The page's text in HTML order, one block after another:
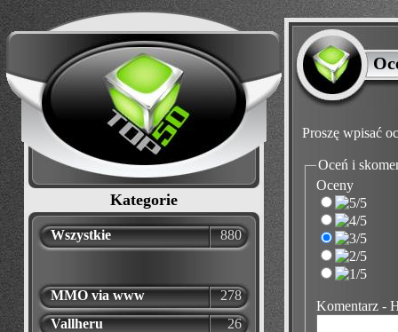
Kategorie
Wszystkie 880
MMO via www
278
Vallheru
26
Proszę wpisać
Oceń i
Oceny
Komentarz -